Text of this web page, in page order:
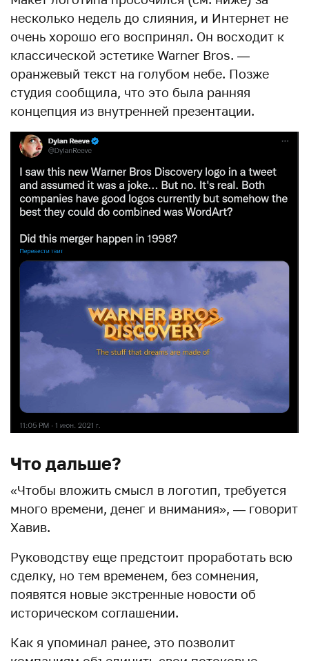
несколько недель до слияния, и Интернет не
очень хорошо его воспринял. Он восходит к
классической эстетике Warner Bros. —
оранжевый текст на голубом небе. Позже
студия сообщила, что это была ранняя
концепция из внутренней презентации.
Что дальше?
«Чтобы вложить смысл в логотип, требуется
много времени, денег и внимания», — говорит
Хавив.
Руководству еще предстоит проработать всю
сделку, но тем временем, без сомнения,
появятся новые экстренные новости об
историческом соглашении.
Как я упоминал ранее, это позволит